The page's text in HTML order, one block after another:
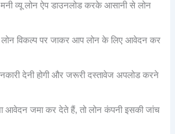
व्यू लोन ऐप डाउनलोड करके आसानी से लोन
विकल्प पर जाकर आप लोन के लिए आवेदन कर
देनी होगी और जरूरी दस्तावेज अपलोड करने
आवेदन जमा कर देते हैं, तो लोन कंपनी इसकी जांच